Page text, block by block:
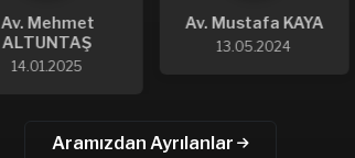
Av. Mehmet
ALTUNTAŞ
14.01.2025
Av. Mustafa KAYA
13.05.2024
Aramızdan Ayrılanlar